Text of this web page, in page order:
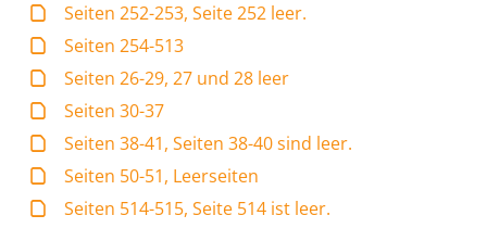
Seiten 252-253, Seite 252 leer.
Seiten 254-513
Seiten 26-29, 27 und 28 leer
Seiten 30-37
Seiten 38-41, Seiten 38-40 sind leer.
Seiten 50-51, Leerseiten
Seiten 514-515, Seite 514 ist leer.